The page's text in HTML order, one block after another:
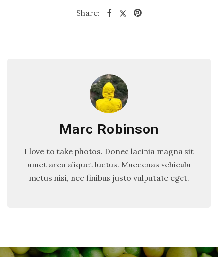
Share:
Marc Robinson
I love to take photos. Donec lacinia magna sit
amet arcu aliquet luctus. Maecenas vehicula
metus nisi, nec finibus justo vulputate eget.